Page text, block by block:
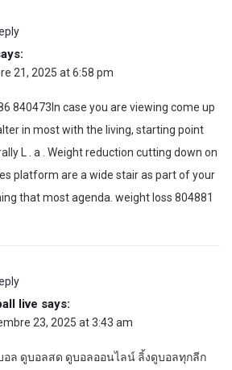
21, 2025 at 6:58 pm
840473In case you are viewing come up
in most with the living, starting point
L . a . Weight reduction cutting down on
platform are a wide stair as part of your
that most agenda. weight loss 804881
live says:
23, 2025 at 3:43 am
อล ดูบอลสด ดูบอลออนไลน์ ลิ้งดูบอลทุกลีก